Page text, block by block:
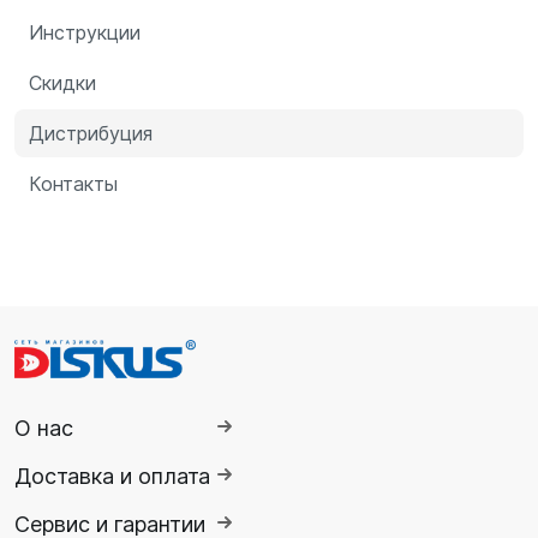
Инструкции
Скидки
Дистрибуция
Контакты
О нас
Доставка и оплата
Сервис и гарантии